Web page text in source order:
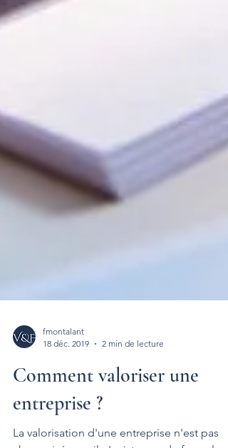
fmontalant
18 déc. 2019
2 min de lecture